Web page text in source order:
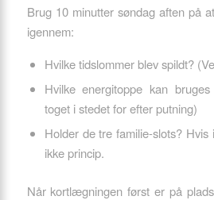
Brug 10 minutter søndag aften på
igennem:
Hvilke tidslommer blev spildt?
Hvilke energitoppe kan
toget i stedet for efter putning)
Holder de tre familie-slots? Hvis
ikke princip.
Når kortlægningen først er på